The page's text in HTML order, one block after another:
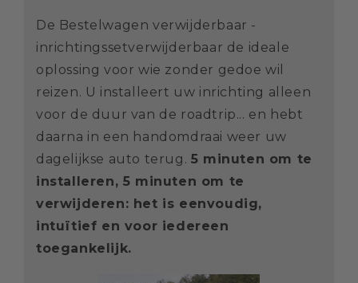
De Bestelwagen verwijderbaar -
inrichtingssetverwijderbaar de ideale
oplossing voor wie zonder gedoe wil
reizen. U installeert uw inrichting alleen
voor de duur van de roadtrip... en hebt
daarna in een handomdraai weer uw
dagelijkse auto terug. 5 minuten om te
installeren, 5 minuten om te
verwijderen: het is eenvoudig,
intuïtief en voor iedereen
toegankelijk.